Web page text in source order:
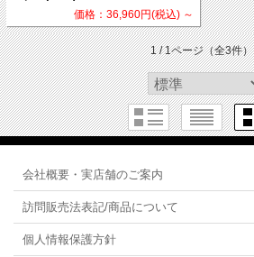
価格：36,960円(税込) ～
1 / 1ページ（全3件）
会社概要・実店舗のご案内
訪問販売法表記/商品について
個人情報保護方針